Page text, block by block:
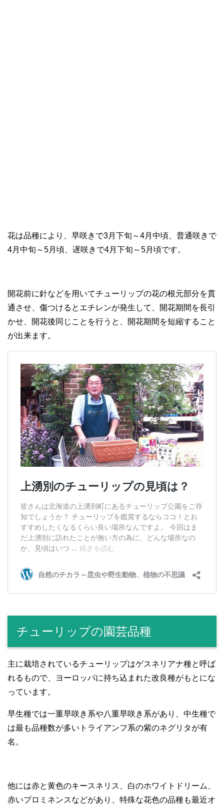
花は品種により、早咲きで3月下旬～4月中頃、普通咲きで
4月中旬～5月頃、遅咲きで4月下旬～5月頃です。
開花前に針などを用いてチューリップの花の根元部分を貫
通させ、傷つけるとエチレンが発生して、開花期間を長引
かせ、開花後同じことを行うと、開花期間を短縮すること
が出来ます。
チューリップの園芸品種
主に栽培されているチューリップはゲスネリアナ種と呼ば
れるもので、ヨーロッパに持ち込まれた改良種がもとにな
っています。
早生種では一重早咲き系や八重早咲き系があり、中生種で
は最も品種数が多いトライアンフ系の紫のネグリタが有
名。
他には赤と黄色のキースネリス、白のホワイトドリーム、
赤いプロミネンスなどがあり、特殊な花色の品種も最近オ